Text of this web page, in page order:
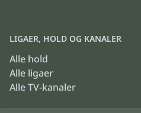
LIGAER, HOLD OG KANALER
Alle hold
Alle ligaer
Alle TV-kanaler